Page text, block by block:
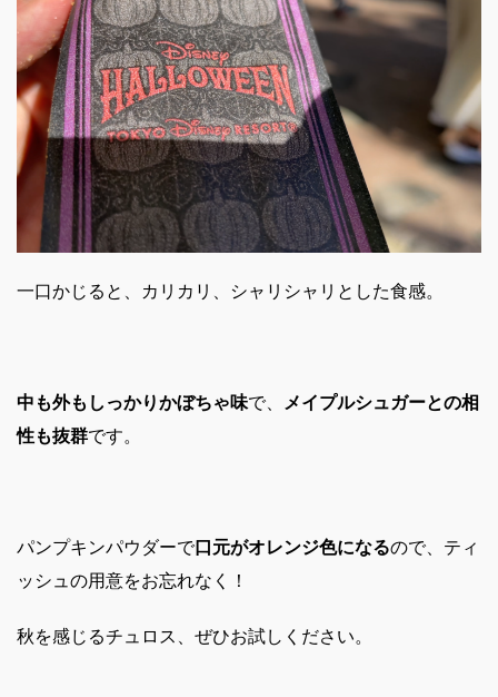
一口かじると、カリカリ、シャリシャリとした食感。
中も外もしっかりかぼちゃ味で、
メイプルシュガーとの相
性も抜群です。
パンプキンパウダーで口元がオレンジ色になるので、ティ
ッシュの用意をお忘れなく！
秋を感じるチュロス、ぜひお試しください。